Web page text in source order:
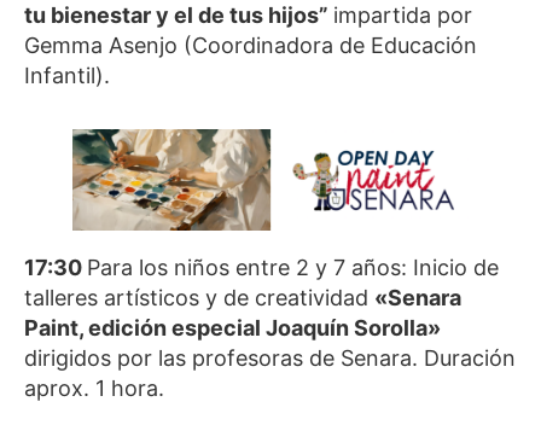
tu bienestar y el de tus hijos” impartida por
Gemma Asenjo (Coordinadora de Educación
Infantil).
17:30 Para los niños entre 2 y 7 años: Inicio de
talleres artísticos y de creatividad «Senara
Paint, edición especial Joaquín Sorolla»
dirigidos por las profesoras de Senara. Duración
aprox. 1 hora.